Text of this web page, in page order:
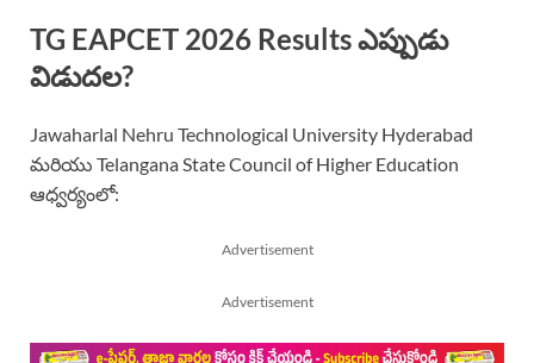
TG EAPCET 2026 Results ఎప్పుడు
విడుదల?
Jawaharlal Nehru Technological University Hyderabad
మరియు Telangana State Council of Higher Education
ఆధ్వర్యంలో:
Advertisement
Advertisement